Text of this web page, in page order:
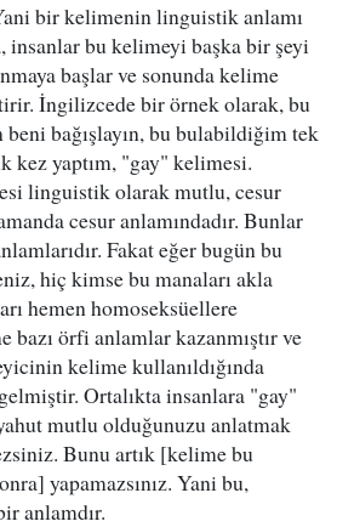
bir kelimenin linguistik anlamı
bu kelimeyi başka bir şeyi
başlar ve sonunda kelime
İngilizcede bir örnek olarak, bu
bağışlayın, bu bulabildiğim tek
kez yaptım, "gay" kelimesi.
linguistik olarak mutlu, cesur
cesur anlamındadır. Bunlar
Fakat eğer bugün bu
hiç kimse bu manaları akla
hemen homoseksüellere
bazı örfi anlamlar kazanmıştır ve
kelime kullanıldığında
Ortalıkta insanlara "gay"
mutlu olduğunuzu anlatmak
Bunu artık [kelime bu
yapamazsınız. Yani bu,
anlamdır.